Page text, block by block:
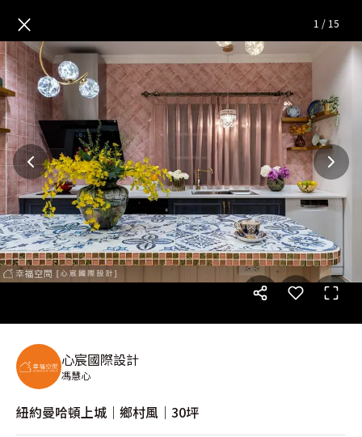
紐約曼哈頓上城｜鄉村風｜30
× 1 / 15
心宸國際設計
馮慧心
紐約曼哈頓上城｜鄉村風｜30坪